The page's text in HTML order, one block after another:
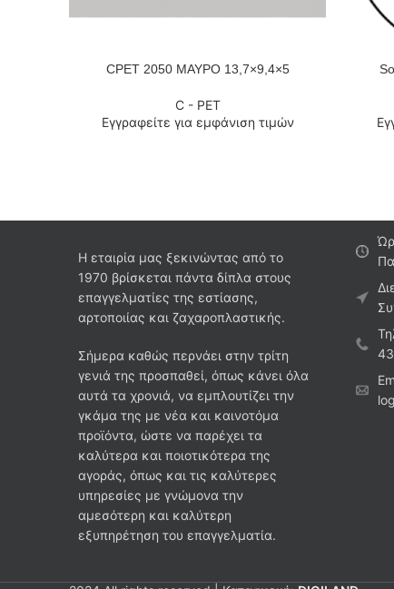
ΔΙΑΒΆΣΤΕ ΠΕΡΙΣΣΌΤΕΡΑ
CPET 2050 ΜΑΥΡΟ 13,7×9,4×5
C - PET
Εγγραφείτε για εμφάνιση τιμών
Η εταιρία μας ξεκινώντας από το
1970 βρίσκεται πάντα δίπλα στους
επαγγελματίες της εστίασης,
αρτοποιίας και ζαχαροπλαστικής.
Σήμερα καθώς περνάει στην τρίτη
γενιά της προσπαθεί, όπως κάνει όλα
αυτά τα χρονιά, να εμπλουτίζει την
γκάμα της με νέα και καινοτόμα
προϊόντα, ώστε να παρέχει τα
καλύτερα και ποιοτικότερα της
αγοράς, όπως και τις καλύτερες
υπηρεσίες με γνώμονα την
αμεσότερη και καλύτερη
εξυπηρέτηση του επαγγελματία.